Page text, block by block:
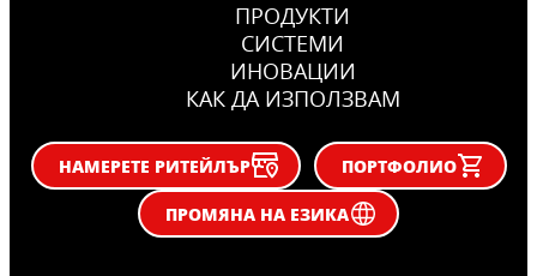
ПРОДУКТИ
СИСТЕМИ
ИНОВАЦИИ
КАК ДА ИЗПОЛЗВАМ
НАМЕРЕТЕ РИТЕЙЛЪР
ПОРТФОЛИО
ПРОМЯНА НА ЕЗИКА